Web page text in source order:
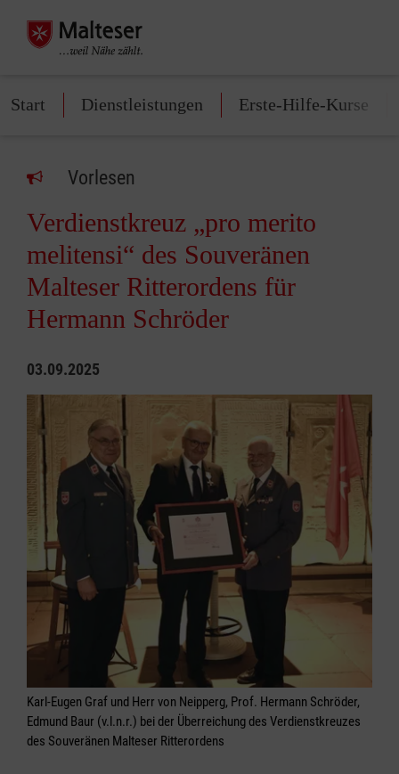
Start Dienstleistungen Erste-Hilfe-Kurse
Vorlesen
Verdienstkreuz „pro merito
melitensi“ des Souveränen
Malteser Ritterordens für
Hermann Schröder
03.09.2025
Karl-Eugen Graf und Herr von Neipperg, Prof. Hermann Schröder,
Edmund Baur (v.l.n.r.) bei der Überreichung des Verdienstkreuzes
des Souveränen Malteser Ritterordens